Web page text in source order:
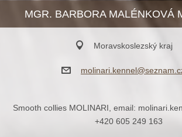
MGR. BARBORA MALÉNKOVÁ
Moravskoslezský kraj
molinari.kennel@seznam.c
Smooth collies MOLINARI, email:
+420 605 249 163